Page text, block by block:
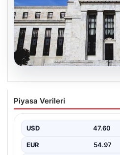
Fed faizi sabit tuttu
{“title”: “ABD Merkez Bankası
Piyasa Verileri
USD 47.60
EUR 54.97